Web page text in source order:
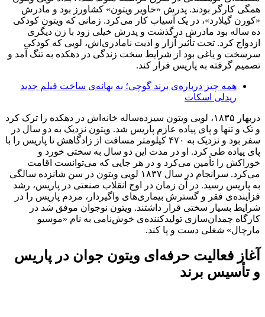
همگی کارگر بودند. پدرش «خاویر ویتون» کشاورز بود و مادرش
«کورن گیلارد»، در یک آسیاب کار می‌کرد. زمانی که ویتون کودکی
ده ساله بود مادرش درگذشت و پدرش خیلی زود با زن دیگری
ازدواج کرد. تحت تأثیر آزار و اذیت نامادری‌اش، لویی که کودکی
سرسخت و یاغی بود از شرایط سخت زندگی در دهکده به تنگ آمد و
تصمیم گرفته به پاریس فرار کند.
همه چیز درباره‌ی برند گوچی؛ به بهانه‌ی ساخت فیلم جدید
ریدلی اسکات
دربهار ۱۸۳۵، لویی ویتون سیزده‌ساله خانه‌اش در دهکده را ترک کرد
و تک و تنها و پای پیاده عازم پاریس شد. ویتون نزدیک به دو سال در
سفر بود و نزدیک به ۴۷۰ کیلومتر مسافت از زادگاهش تا پاریس را با
پای پیاده طی کرد. او در مدت این دو سال به سختی خورد و
خوراکش را تأمین می‌کرد و در هر جایی که می‌توانست اقامت
می‌کرد. سرانجام در سال ۱۸۳۷ لویی ویتون در سن شانزده سالگی
به پاریس رسید. در آن زمان در اوج انقلاب صنعتی در پاریس، رشد
فزاینده‌ی فقر و گسترش بیماری‌های واگیر‌دار، مردم پاریس را در
شرایط بسیار سختی قرار داشتند. ویتون نوجوان موفق شد در
کارگاه چمدان‌سازی تولید‌کننده‌ی خوش‌نامی به نام «موسیو
مارچال» شغلی دست و پا کند.
آغاز فعالیت حرفه‌ای ویتون جوان در پاریس
و تأسیس برند